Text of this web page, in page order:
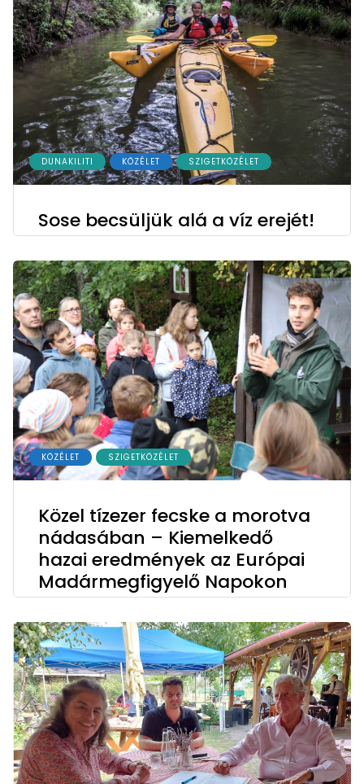
DUNAKILITI KÖZÉLET SZIGETKÖZÉLET
Sose becsüljük alá a víz erejét!
KÖZÉLET SZIGETKÖZÉLET
Közel tízezer fecske a morotva
nádasában – Kiemelkedő
hazai eredmények az Európai
Madármegfigyelő Napokon